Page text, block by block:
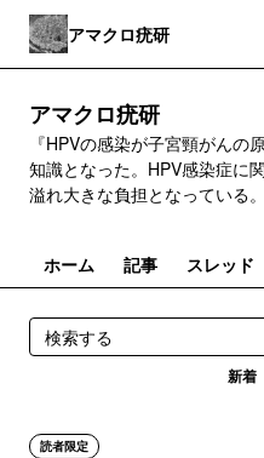
アマクロ疣研
アマクロ疣研
『HPVの感染が子宮頸がんの
知識となった。HPV感染症に
溢れ大きな負担となっている
イルス学の系譜を継ぐ🐰が、
感染症について説明する。
ホーム
記事 スレッド
新着
読者限定